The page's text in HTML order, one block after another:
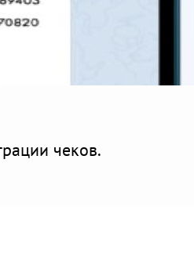
чеков.